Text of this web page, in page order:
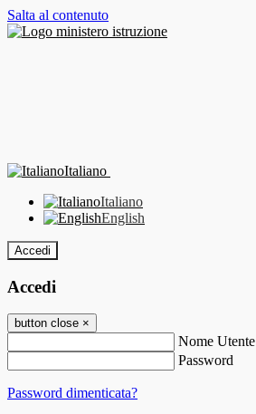
Salta al contenuto
Italiano
Italiano
English
Accedi
Accedi
button close ×
Nome Utente
Password
Password dimenticata?